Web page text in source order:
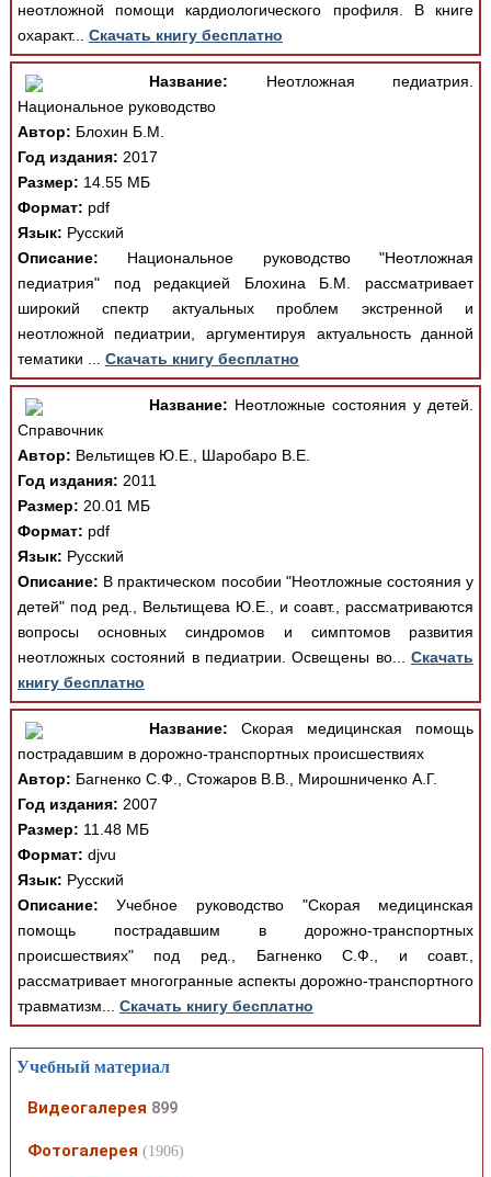
неотложной помощи кардиологического профиля. В книге
охаракт... Скачать книгу бесплатно
Название: Неотложная педиатрия.
Национальное руководство
Автор: Блохин Б.М.
Год издания: 2017
Размер: 14.55 МБ
Формат: pdf
Язык: Русский
Описание: Национальное руководство "Неотложная
педиатрия" под редакцией Блохина Б.М. рассматривает
широкий спектр актуальных проблем экстренной и
неотложной педиатрии, аргументируя актуальность данной
тематики ... Скачать книгу бесплатно
Название: Неотложные состояния у детей.
Справочник
Автор: Вельтищев Ю.Е., Шаробаро В.Е.
Год издания: 2011
Размер: 20.01 МБ
Формат: pdf
Язык: Русский
Описание: В практическом пособии "Неотложные состояния у
детей" под ред., Вельтищева Ю.Е., и соавт., рассматриваются
вопросы основных синдромов и симптомов развития
неотложных состояний в педиатрии. Освещены во...Скачать
книгу бесплатно
Название: Скорая медицинская помощь
пострадавшим в дорожно-транспортных происшествиях
Автор: Багненко С.Ф., Стожаров В.В., Мирошниченко А.Г.
Год издания: 2007
Размер: 11.48 МБ
Формат: djvu
Язык: Русский
Описание: Учебное руководство "Скорая медицинская
помощь пострадавшим в дорожно-транспортных
происшествиях" под ред., Багненко С.Ф., и соавт.,
рассматривает многогранные аспекты дорожно-транспортного
травматизм... Скачать книгу бесплатно
Учебный материал
Видеогалерея 899
Фотогалерея (1906)